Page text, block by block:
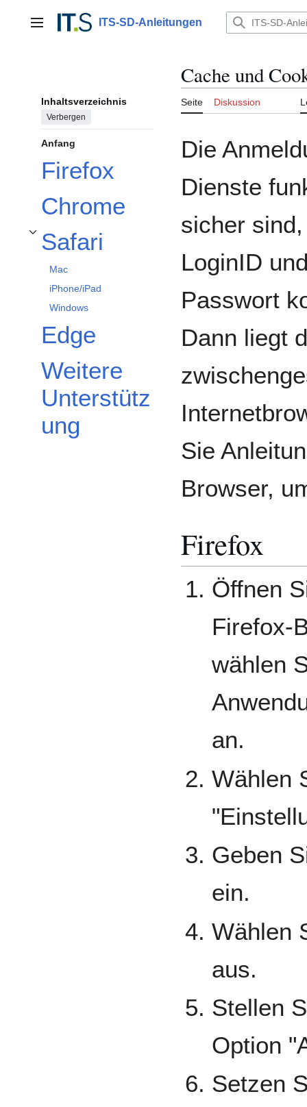
springenHauptmenü ITS-SD-Anleitungen
Inhaltsverzeichnis
Verbergen
Anfang
Firefox
Chrome
Safari
Unterabschnitt Safari umschalten
Mac
iPhone/iPad
Windows
Edge
Weitere
Unterstütz
ung
Cache und
Seite Diskussion
Die
Dienste
sicher
LoginID
Passwort
Dann liegt
Sie
Browser,
Firefox
Öffnen
Firefox-
wählen
an.
Wählen
Geben
ein.
Wählen
aus.
Stellen
Option
Setzen